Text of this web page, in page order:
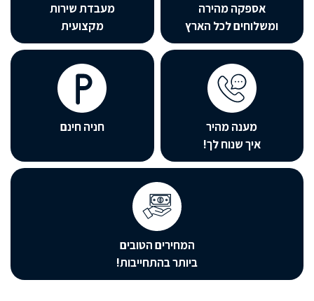
אספקה מהירה
לכל הארץ
מעבדת שירות
מענה מהיר
איך שנוח לך!
המחירים הטובים
ביותר בהתחייבות!